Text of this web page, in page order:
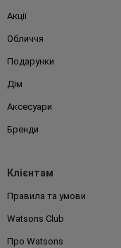
Акції
Обличчя
Подарунки
Дім
Аксесуари
Бренди
Клієнтам
Правила та умови
Watsons Club
Про Watsons